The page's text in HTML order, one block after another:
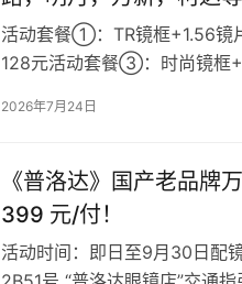
活动套餐①：TR镜框+1.56镜
128元活动套餐③：时尚镜框
2026年7月24日
《普洛达》国产老品牌
399 元/付！
活动时间：即日至9月30日配